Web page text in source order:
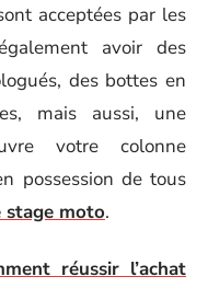
acceptées par les
avoir des
des bottes en
mais aussi, une
votre colonne
possession de tous
stage moto.
réussir l’achat